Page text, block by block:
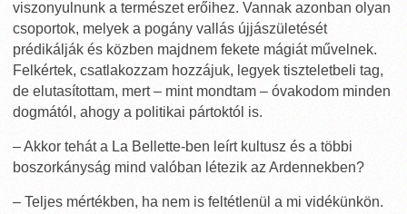
viszonyulnunk a természet erőihez. Vannak azonban olyan
csoportok, melyek a pogány vallás újjászületését
prédikálják és közben majdnem fekete mágiát művelnek.
Felkértek, csatlakozzam hozzájuk, legyek tiszteletbeli tag,
de elutasítottam, mert – mint mondtam – óvakodom minden
dogmától, ahogy a politikai pártoktól is.
– Akkor tehát a La Bellette-ben leírt kultusz és a többi
boszorkányság mind valóban létezik az Ardennekben?
– Teljes mértékben, ha nem is feltétlenül a mi vidékünkön.